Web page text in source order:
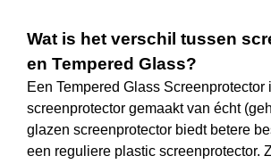
Wat is het verschil tussen
en Tempered Glass?
Een Tempered Glass Screenprotector
screenprotector gemaakt van écht
glazen screenprotector biedt betere
een reguliere plastic screenprotector.